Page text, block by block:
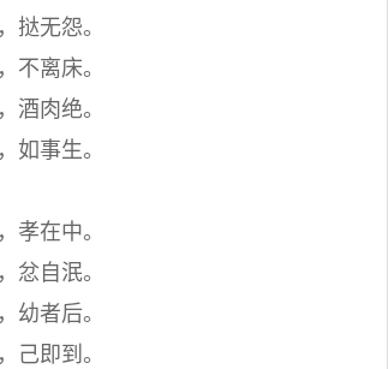
挞无怨。
不离床。
酒肉绝。
如事生。
孝在中。
忿自泯。
幼者后。
己即到。